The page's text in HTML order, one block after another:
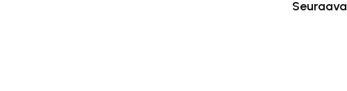
Seuraava